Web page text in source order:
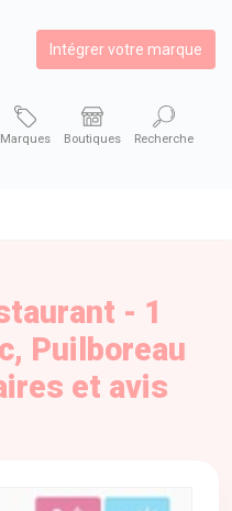
Intégrer votre marque
Marques Boutiques Recherche
- 1
Puilboreau
et avis